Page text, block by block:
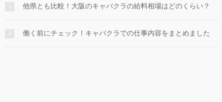
他県とも比較！大阪のキャバクラの給料相場はどのくらい？
働く前にチェック！キャバクラでの仕事内容をまとめました